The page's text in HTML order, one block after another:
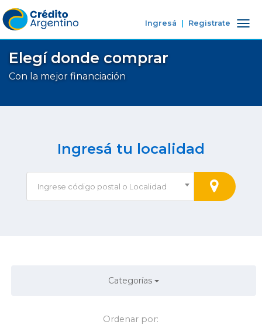
Ingresá Registrate
Elegí donde comprar
Con la mejor financiación
Ingresá tu localidad
Ingrese código postal o Localidad
Categorías
Ordenar por: